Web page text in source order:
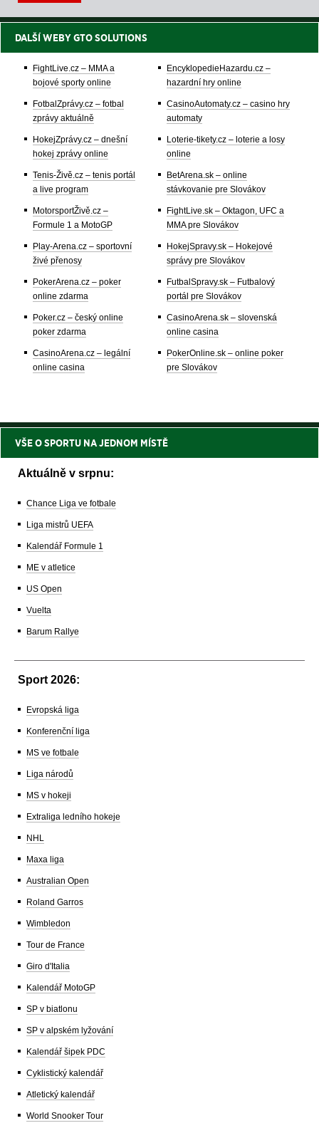
DALŠÍ WEBY GTO SOLUTIONS
FightLive.cz – MMA a
bojové sporty online
FotbalZprávy.cz – fotbal
zprávy aktuálně
HokejZprávy.cz – dnešní
hokej zprávy online
Tenis-Živě.cz – tenis portál
a live program
MotorsportŽivě.cz –
Formule 1 a MotoGP
Play-Arena.cz – sportovní
živé přenosy
PokerArena.cz – poker
online zdarma
Poker.cz – český online
poker zdarma
CasinoArena.cz – legální
online casina
EncyklopedieHazardu.cz –
hazardní hry online
CasinoAutomaty.cz – casino hry
automaty
Loterie-tikety.cz – loterie a losy
online
BetArena.sk – online
stávkovanie pre Slovákov
FightLive.sk – Oktagon, UFC a
MMA pre Slovákov
HokejSpravy.sk – Hokejové
správy pre Slovákov
FutbalSpravy.sk – Futbalový
portál pre Slovákov
CasinoArena.sk – slovenská
online casina
PokerOnline.sk – online poker
pre Slovákov
VŠE O SPORTU NA JEDNOM MÍSTĚ
Aktuálně v srpnu:
Chance Liga ve fotbale
Liga mistrů UEFA
Kalendář Formule 1
ME v atletice
US Open
Vuelta
Barum Rallye
Sport 2026:
Evropská liga
Konferenční liga
MS ve fotbale
Liga národů
MS v hokeji
Extraliga ledního hokeje
NHL
Maxa liga
Australian Open
Roland Garros
Wimbledon
Tour de France
Giro d'Italia
Kalendář MotoGP
SP v biatlonu
SP v alpském lyžování
Kalendář šipek PDC
Cyklistický kalendář
Atletický kalendář
World Snooker Tour